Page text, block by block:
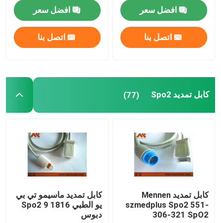
محول IBP
كابل هولتر
موصلات الأجهزة الطبية
افضل سعر
اتصل بنا
افضل سعر
اتصل بنا
كابل تمديد Spo2 (77)
كابل تمديد Mennen
szmedplus Spo2 551-
306-321 SpO2
كابل تمديد ماسيمو تي بي
يو الطبي 1816 Spo2 9
دبوس